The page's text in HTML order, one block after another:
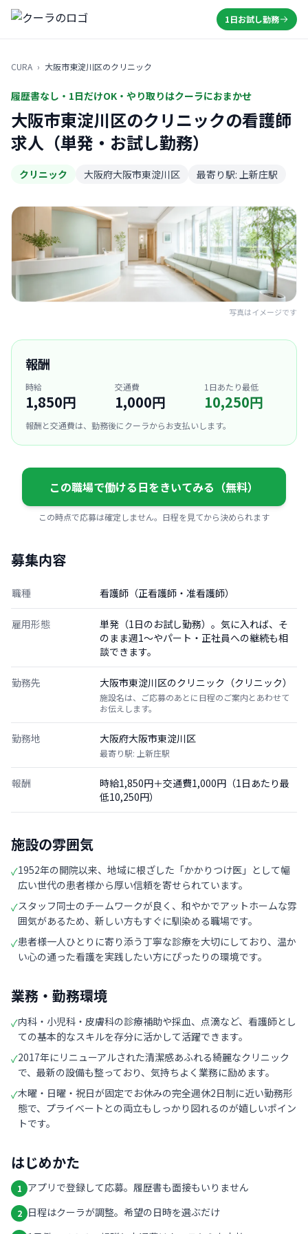
1日お試し勤務
CURA › 大阪市東淀川区のクリニック
履歴書なし・1日だけOK・やり取りはクーラにおまかせ
大阪市東淀川区のクリニックの看護師
求人（単発・お試し勤務）
クリニック 大阪府大阪市東淀川区 最寄り駅: 上新庄駅
写真はイメージです
報酬
時給
1,850円
交通費
1,000円
1日あたり最低
10,250円
報酬と交通費は、勤務後にクーラからお支払いします。
この職場で働ける日をきいてみる（無料）
この時点で応募は確定しません。日程を見てから決められます
募集内容
職種 看護師（正看護師・准看護師）
雇用形態
単発（1日のお試し勤務）。気に入れば、そ
のまま週1〜やパート・正社員への継続も相
談できます。
勤務先 大阪市東淀川区のクリニック（クリニック）
施設名は、ご応募のあとに日程のご案内とあわせて
お伝えします。
勤務地 大阪府大阪市東淀川区
最寄り駅: 上新庄駅
報酬
時給1,850円＋交通費1,000円（1日あたり最
低10,250円）
施設の雰囲気
✓1952年の開院以来、地域に根ざした「かかりつけ医」として幅
広い世代の患者様から厚い信頼を寄せられています。
✓スタッフ同士のチームワークが良く、和やかでアットホームな雰
囲気があるため、新しい方もすぐに馴染める職場です。
✓患者様一人ひとりに寄り添う丁寧な診療を大切にしており、温か
い心の通った看護を実践したい方にぴったりの環境です。
業務・勤務環境
✓内科・小児科・皮膚科の診療補助や採血、点滴など、看護師とし
ての基本的なスキルを存分に活かして活躍できます。
✓2017年にリニューアルされた清潔感あふれる綺麗なクリニック
で、最新の設備も整っており、気持ちよく業務に励めます。
✓木曜・日曜・祝日が固定でお休みの完全週休2日制に近い勤務形
態で、プライベートとの両立もしっかり図れるのが嬉しいポイン
トです。
はじめかた
1 アプリで登録して応募。履歴書も面接もいりません
2 日程はクーラが調整。希望の日時を選ぶだけ